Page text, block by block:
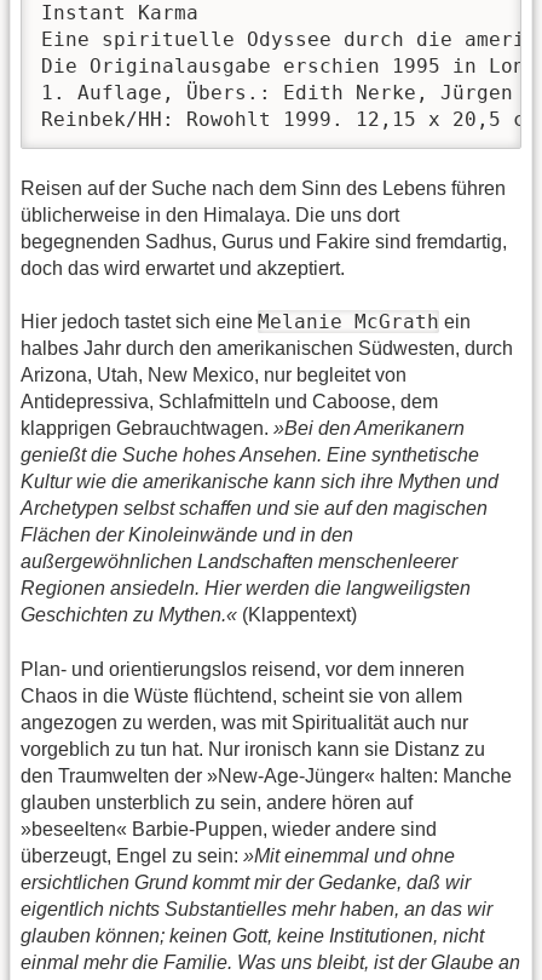
Instant Karma
Eine spirituelle Odyssee durch die
Die Originalausgabe erschien 1995 in
1. Auflage, Übers.: Edith Nerke, Jürgen
Reinbek/HH: Rowohlt 1999. 12,15 x 20,5
Reisen auf der Suche nach dem Sinn des Lebens führen
üblicherweise in den Himalaya. Die uns dort
begegnenden Sadhus, Gurus und Fakire sind fremdartig,
doch das wird erwartet und akzeptiert.
Hier jedoch tastet sich eine Melanie McGrath ein
halbes Jahr durch den amerikanischen Südwesten, durch
Arizona, Utah, New Mexico, nur begleitet von
Antidepressiva, Schlafmitteln und Caboose, dem
klapprigen Gebrauchtwagen. »Bei den Amerikanern
genießt die Suche hohes Ansehen. Eine synthetische
Kultur wie die amerikanische kann sich ihre Mythen und
Archetypen selbst schaffen und sie auf den magischen
Flächen der Kinoleinwände und in den
außergewöhnlichen Landschaften menschenleerer
Regionen ansiedeln. Hier werden die langweiligsten
Geschichten zu Mythen.« (Klappentext)
Plan- und orientierungslos reisend, vor dem inneren
Chaos in die Wüste flüchtend, scheint sie von allem
angezogen zu werden, was mit Spiritualität auch nur
vorgeblich zu tun hat. Nur ironisch kann sie Distanz zu
den Traumwelten der »New-Age-Jünger« halten: Manche
glauben unsterblich zu sein, andere hören auf
»beseelten« Barbie-Puppen, wieder andere sind
überzeugt, Engel zu sein: »Mit einemmal und ohne
ersichtlichen Grund kommt mir der Gedanke, daß wir
eigentlich nichts Substantielles mehr haben, an das wir
glauben können; keinen Gott, keine Institutionen, nicht
einmal mehr die Familie. Was uns bleibt, ist der Glaube an